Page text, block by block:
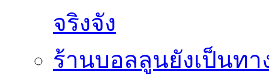
จริงจัง
ร้านบอลลูนยังเป็นทา